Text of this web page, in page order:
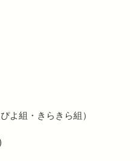
よ組・きらきら組）